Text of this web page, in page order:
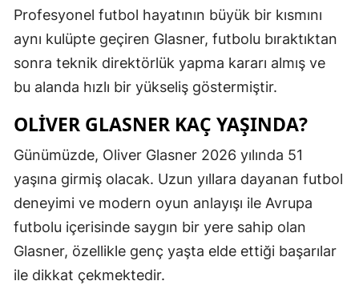
Profesyonel futbol hayatının büyük bir kısmını
aynı kulüpte geçiren Glasner, futbolu bıraktıktan
sonra teknik direktörlük yapma kararı almış ve
bu alanda hızlı bir yükseliş göstermiştir.
OLIVER GLASNER KAÇ YAŞINDA?
Günümüzde, Oliver Glasner 2026 yılında 51
yaşına girmiş olacak. Uzun yıllara dayanan futbol
deneyimi ve modern oyun anlayışı ile Avrupa
futbolu içerisinde saygın bir yere sahip olan
Glasner, özellikle genç yaşta elde ettiği başarılar
ile dikkat çekmektedir.